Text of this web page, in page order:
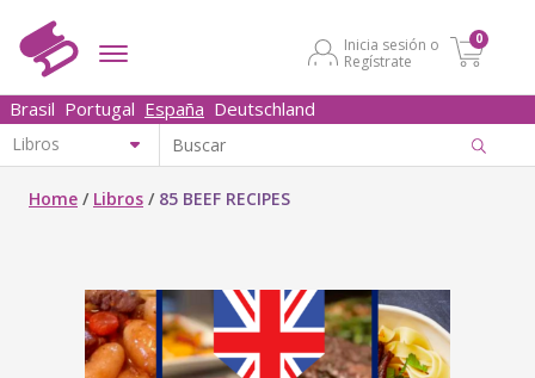
Inicia sesión o
Regístrate
0
Brasil Portugal España Deutschland
Home / Libros / 85 BEEF RECIPES